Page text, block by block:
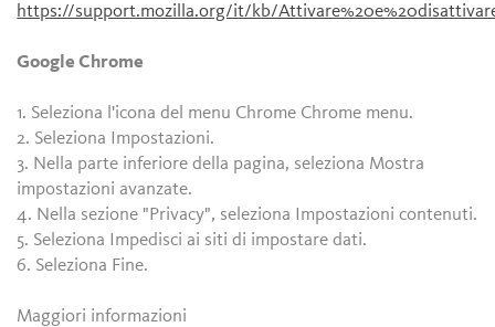
https://support.mozilla.org/it/kb/
Google Chrome
1. Seleziona l'icona del menu Chrome Chrome menu.
2. Seleziona Impostazioni.
3. Nella parte inferiore della pagina, seleziona Mostra
impostazioni avanzate.
4. Nella sezione "Privacy", seleziona Impostazioni contenuti.
5. Seleziona Impedisci ai siti di impostare dati.
6. Seleziona Fine.
Maggiori informazioni